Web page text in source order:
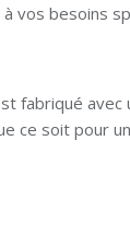
vos besoins
fabriqué avec
ce soit pour